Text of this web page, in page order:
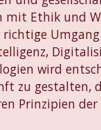
mit Ethik und
richtige
wird
zu gestalten,
Prinzipien der